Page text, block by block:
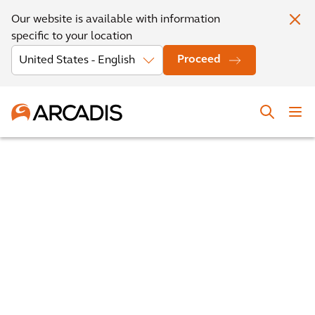
Our website is available with information
specific to your location
Proceed